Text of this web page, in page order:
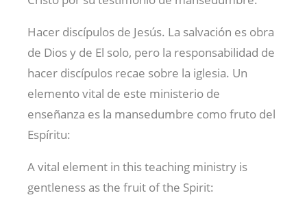
Hacer discípulos de Jesús. La salvación es obra
de Dios y de El solo, pero la responsabilidad de
hacer discípulos recae sobre la iglesia. Un
elemento vital de este ministerio de
enseñanza es la mansedumbre como fruto del
Espíritu:
A vital element in this teaching ministry is
gentleness as the fruit of the Spirit: